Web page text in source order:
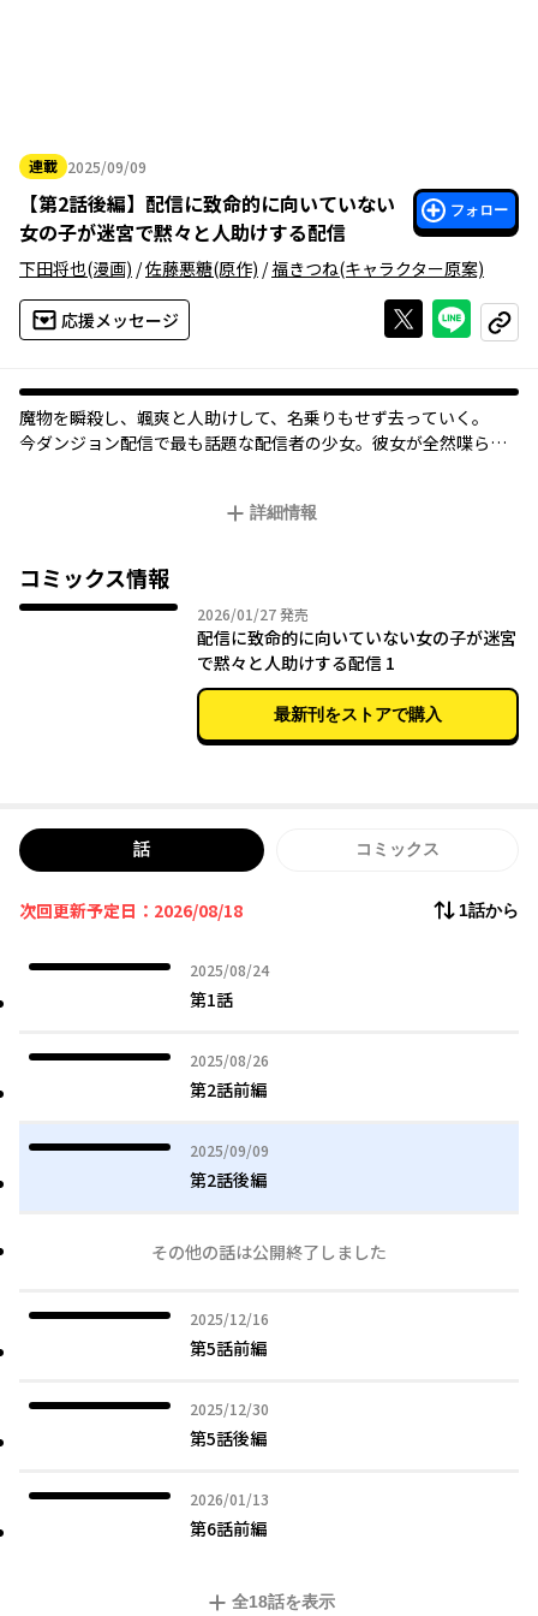
連載 2025/09/09
2025年09月09日
【第2話後編】 配信に致命的に向いていない
女の子が迷宮で黙々と人助けする配信
フォロー
下田将也(漫画) /佐藤悪糖(原作) /福きつね(キャラクター原案)
応援メッセージ Xで投稿する
ライン
コピー
魔物を瞬殺し、颯爽と人助けして、名乗りもせず去っていく――。
今ダンジョン配信で最も話題な配信者の少女。彼女が全然喋らな
すらたどたどしい人見知り少女が、人助けしながら成長するダン
詳細情報
コミックス情報
2026/01/272026年01月27日
発売
配信に致命的に向いていない女の子が迷宮
で黙々と人助けする配信 1
最新刊をストアで購入
話 コミックス
次回更新予定日：2026/08/18 1話から
2025/08/24
2025年08月24日
第1話
2025/08/26
2025年08月26日
第2話前編
2025/09/09
2025年09月09日
第2話後編
その他の話は公開終了しました
2025/12/16
2025年12月16日
第5話前編
2025/12/30
2025年12月30日
第5話後編
2026/01/13
2026年01月13日
第6話前編
全18話を表示